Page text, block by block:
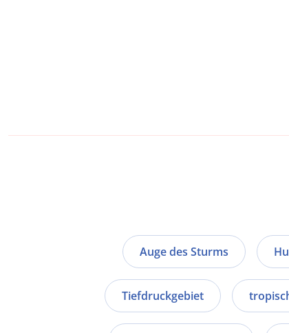
Auge des Sturms
Tiefdruckgebiet